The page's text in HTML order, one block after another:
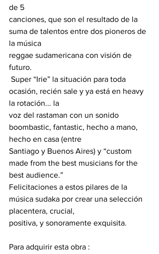
de 5
canciones, que son el resultado de la
suma de talentos entre dos pioneros de
la música
reggae sudamericana con visión de
futuro.
ocasión, recién sale y ya está en heavy
la rotación... la
voz del rastaman con un sonido
boombastic, fantastic, hecho a mano,
hecho en casa (entre
Santiago y Buenos Aires) y “custom
made from the best musicians for the
best audience.”
Felicitaciones a estos pilares de la
música sudaka por crear una selección
placentera, crucial,
positiva, y sonoramente exquisita.
Para adquirir esta obra :